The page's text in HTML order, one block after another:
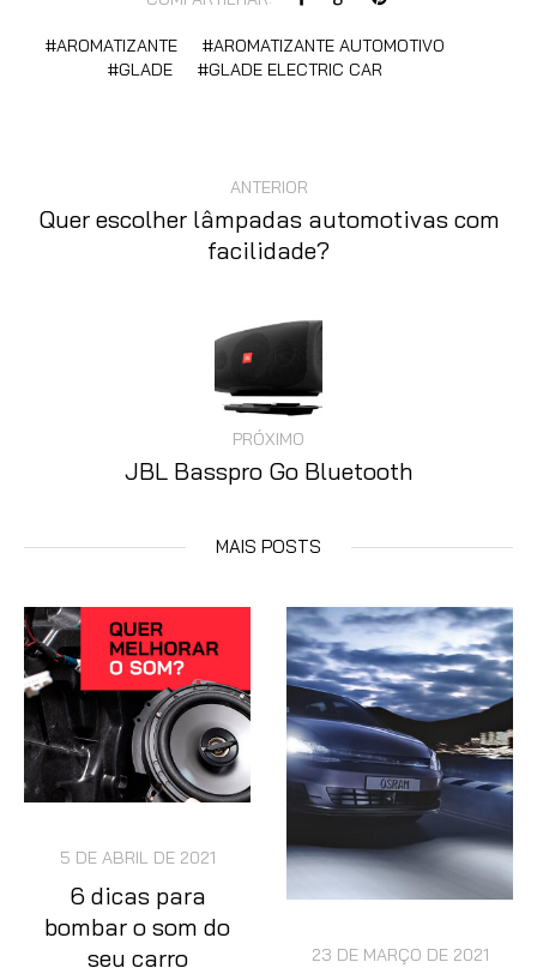
AROMATIZANTE
AROMATIZANTE AUTOMOTIVO
GLADE
GLADE ELECTRIC CAR
ANTERIOR
Quer escolher lâmpadas automotivas com
facilidade?
PRÓXIMO
JBL Basspro Go Bluetooth
MAIS POSTS
5 DE ABRIL DE 2021
6 dicas para
bombar o som do
seu carro
23 DE MARÇO DE 2021